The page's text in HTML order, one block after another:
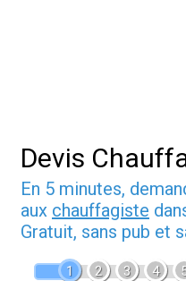
Devis
En 5 minutes,
aux chauffagiste
Gratuit, sans pub et
1 2 3 4